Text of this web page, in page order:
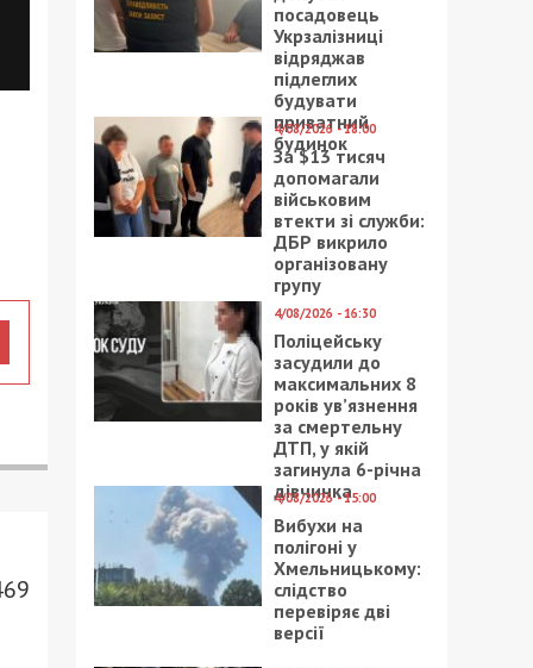
посадовець
Укрзалізниці
відряджав
підлеглих
будувати
приватний
будинок
4/08/2026 - 18:00
За $13 тисяч
допомагали
військовим
втекти зі служби:
ДБР викрило
організовану
групу
4/08/2026 - 16:30
Поліцейську
засудили до
максимальних 8
років ув’язнення
за смертельну
ДТП, у якій
загинула 6-річна
дівчинка
4/08/2026 - 15:00
Вибухи на
полігоні у
Хмельницькому:
слідство
перевіряє дві
версії